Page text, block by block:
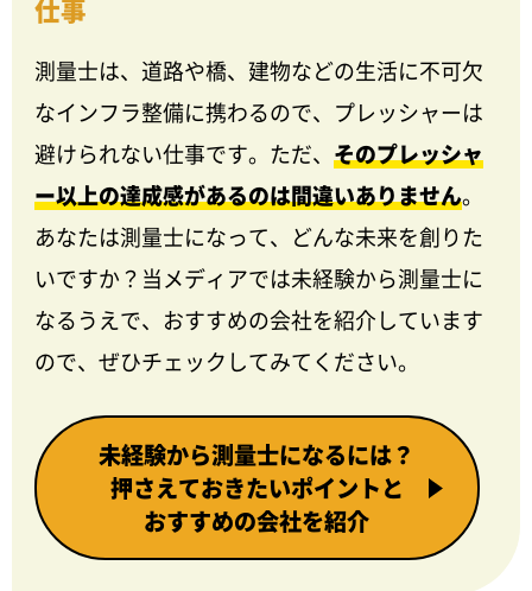
仕事
測量士は、道路や橋、建物などの生活に不可欠
なインフラ整備に携わるので、プレッシャーは
避けられない仕事です。ただ、 そのプレッシャ
ー以上の達成感があるのは間違いありません。
あなたは測量士になって、どんな未来を創りた
いですか？当メディアでは未経験から測量士に
なるうえで、おすすめの会社を紹介しています
ので、ぜひチェックしてみてください。
未経験から測量士になるには？
押さえておきたいポイントと
おすすめの会社を紹介